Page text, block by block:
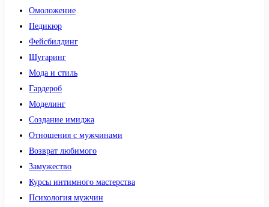
Омоложение
Педикюр
Фейсбилдинг
Шугаринг
Мода и стиль
Гардероб
Моделинг
Создание имиджа
Отношения с мужчинами
Возврат любимого
Замужество
Курсы интимного мастерства
Психология мужчин